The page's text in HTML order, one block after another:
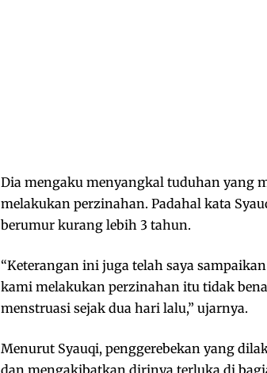
Dia mengaku menyangkal tuduhan yang
melakukan perzinahan. Padahal kata
berumur kurang lebih 3 tahun.
“Keterangan ini juga telah saya
kami melakukan perzinahan itu tidak
menstruasi sejak dua hari lalu,” ujarnya.
Menurut Syauqi, penggerebekan yang